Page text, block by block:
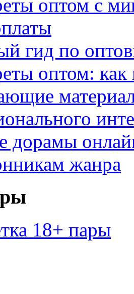
оптом с
гид по
оптом:
дорамы
жанра
18+ пары